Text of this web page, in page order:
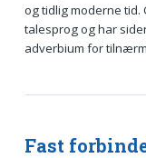
og tidlig moderne
talesprog og har
adverbium for
Fast